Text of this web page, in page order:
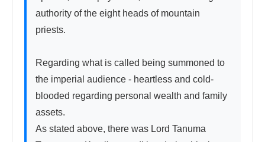
authority of the eight heads of mountain
priests.
Regarding what is called being summoned to
the imperial audience - heartless and cold-
blooded regarding personal wealth and family
assets.
As stated above, there was Lord Tanuma